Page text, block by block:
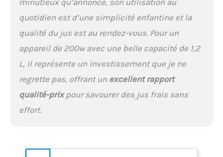
l'appareil les entraîne, les
découpe et les presse
automatiquement pour
une préparation plus
pratique au quotidien.
Nettoyage simple et rapide
: Le nettoyage devient plus
facile grâce à une
montage et le démontage
minutieux qu’annoncé, son utilisation au
quotidien est d’une simplicité enfantine et la
qualité du jus est au rendez-vous. Pour un
appareil de 200w avec une belle capacité de 1,2
L, il représente un investissement que je ne
regrette pas, offrant un excellent rapport
qualité-prixpour savourer des jus frais sans
effort.